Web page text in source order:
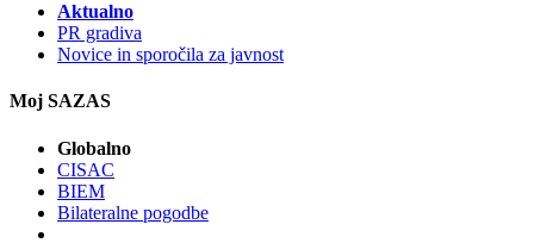
Aktualno
PR gradiva
Novice in sporočila za javnost
Moj SAZAS
Globalno
CISAC
BIEM
Bilateralne pogodbe